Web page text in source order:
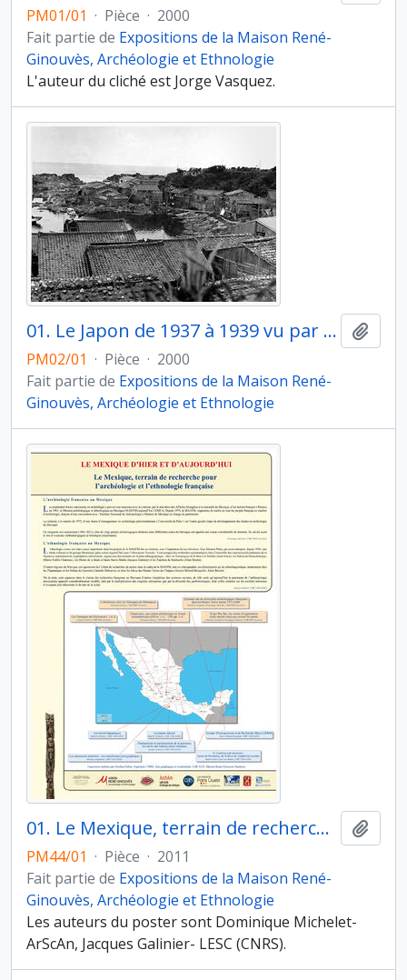
PM01/01 · Pièce · 2000
Fait partie de Expositions de la Maison René-
Ginouvès, Archéologie et Ethnologie
L'auteur du cliché est Jorge Vasquez.
01. Le Japon de 1937 à 1939 vu par André Leroi-Gourhan, l'architecture rurale. Un village de pêcheurs, près de la ville d'Aïkawa, l'île de sado, Niîgata
PM02/01 · Pièce · 2000
Fait partie de Expositions de la Maison René-
Ginouvès, Archéologie et Ethnologie
01. Le Mexique, terrain de recherche pour l'archéologie et l'ethnologie française. Introduction
PM44/01 · Pièce · 2011
Fait partie de Expositions de la Maison René-
Ginouvès, Archéologie et Ethnologie
Les auteurs du poster sont Dominique Michelet-
ArScAn, Jacques Galinier- LESC (CNRS).